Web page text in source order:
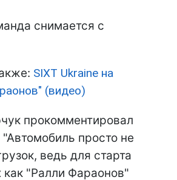
снимается с
SIXT Ukraine на
(видео)
прокомментировал
просто не
ведь для старта
как "Ралли Фараонов"